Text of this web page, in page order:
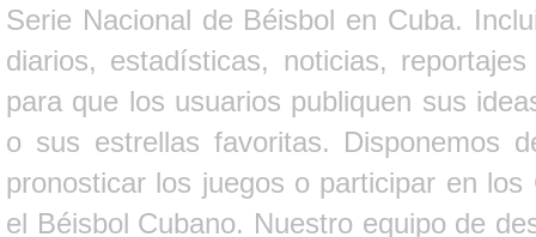
Serie Nacional de Béisbol en Cuba.
diarios, estadísticas, noticias,
para que los usuarios publiquen sus
o sus estrellas favoritas. Disponemos
pronosticar los juegos o participar en
el Béisbol Cubano. Nuestro equipo de